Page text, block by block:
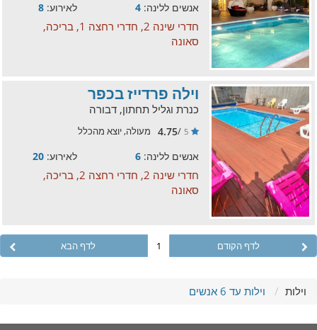
אנשים ללינה: 4 לאירוע: 8
חדרי שינה 2, חדרי רחצה 1, בריכה,
סאונה
וילה פרדייז בכפר
כנרת וגליל תחתון, דבורה
5
/
4.75 מעולה, יוצא מהכלל
אנשים ללינה: 6 לאירוע: 20
חדרי שינה 2, חדרי רחצה 2, בריכה,
סאונה
לדף הקודם 1 לדף הבא
וילות וילות עד 6 אנשים